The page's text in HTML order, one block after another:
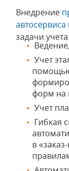
Внедрение
автосервиса
задачи учета:
Учет
помощью
форм на
Учет
Гибкая
в